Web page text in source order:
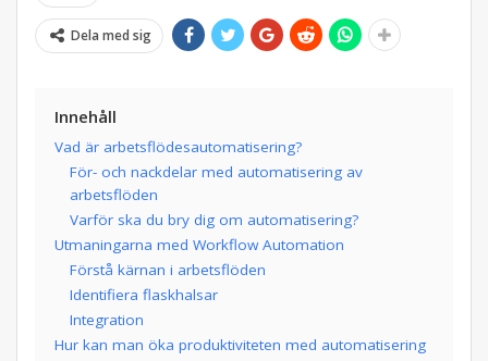
Dela med sig
Innehåll
Vad är arbetsflödesautomatisering?
För- och nackdelar med automatisering av
arbetsflöden
Varför ska du bry dig om automatisering?
Utmaningarna med Workflow Automation
Förstå kärnan i arbetsflöden
Identifiera flaskhalsar
Integration
Hur kan man öka produktiviteten med automatisering